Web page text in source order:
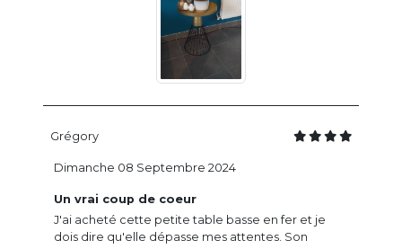
Grégory
Un vrai coup de coeur
J'ai acheté cette petite table basse en fer et je
dois dire qu'elle dépasse mes attentes. Son
Dimanche 08 Septembre 2024